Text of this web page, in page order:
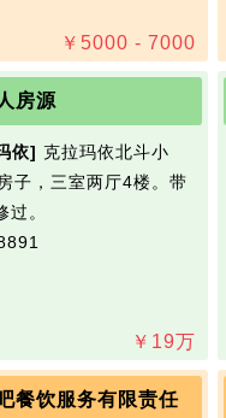
￥ 5000 - 7000
房源
依] 克拉玛依北斗小
子，三室两厅4楼。带
。
￥ 19万
餐饮服务有限责任